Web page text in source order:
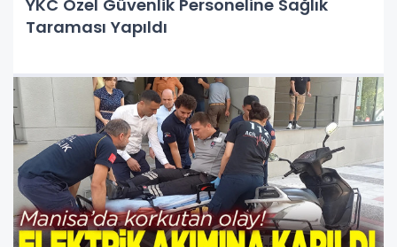
YKC Özel Güvenlik Personeline Sağlık
Taraması Yapıldı